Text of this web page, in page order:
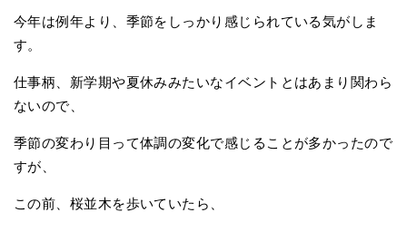
今年は例年より、季節をしっかり感じられている気がしま
す。
仕事柄、新学期や夏休みみたいなイベントとはあまり関わら
ないので、
季節の変わり目って体調の変化で感じることが多かったので
すが、
この前、桜並木を歩いていたら、